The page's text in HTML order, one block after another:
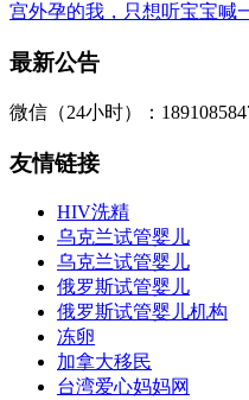
宫外孕的我，只想听宝宝喊
最新公告
微信（24小时）：
友情链接
HIV洗精
乌克兰试管婴儿
乌克兰试管婴儿
俄罗斯试管婴儿
俄罗斯试管婴儿机构
冻卵
加拿大移民
台湾爱心妈妈网